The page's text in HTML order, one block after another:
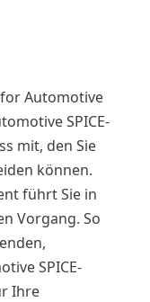
for Automotive
SPICE-
mit, den Sie
können.
führt Sie in
Vorgang. So
SPICE-
Ihre